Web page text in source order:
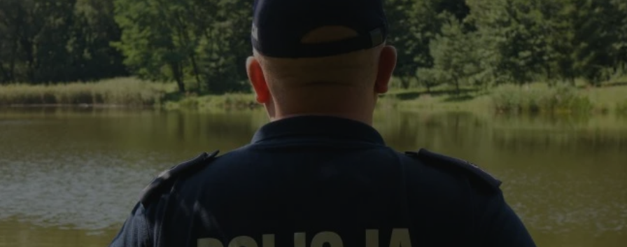
.tiktok.com 1 tydzień 3 dni
Ten plik cookie jest używany do celów
uwierzytelniania i bezpieczeństwa, zapewniając, że
użytkownicy pozostają zalogowani, a ich dane są
zabezpieczone, jak poruszać się przez witrynę
internetową lub interakcji z jej usług.
30 minut
Ten plik cookie służy do rozróżniania ludzi i botów.
Jest to korzystne dla strony internetowej, ponieważ
umożliwia tworzenie ważnych raportów na temat
korzystania z jej witryny internetowej.
Ten plik cookie służy do rozróżniania ludzi i botów.
Jest to korzystne dla strony internetowej, ponieważ
umożliwia tworzenie ważnych raportów na temat
korzystania z jej witryny internetowej.
YouTube
.youtube.com
5 miesięcy 4
tygodnie
ustawienia prywatności, zapewniając, że ich
preferencje zostaną uhonorowane w przyszłych
4 tygodnie 2 dni
Ten plik cookie jest używany przez usługę Cookie-